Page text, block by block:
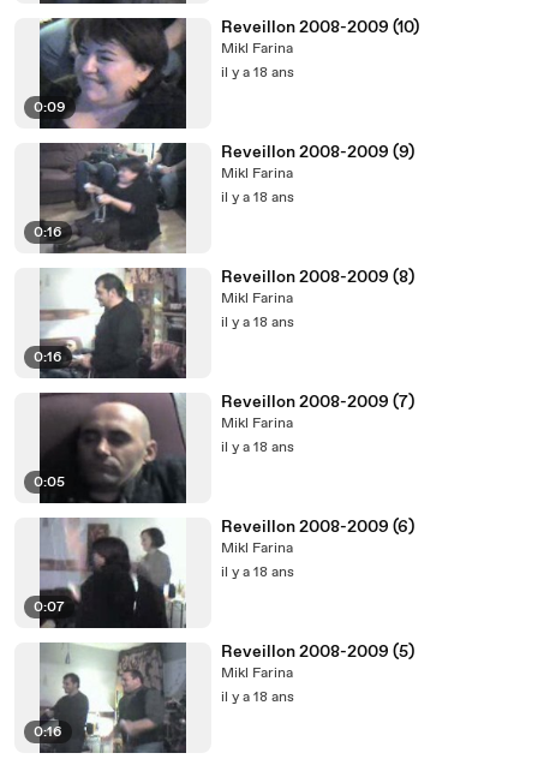
0:09
Reveillon 2008-2009 (10)
Mikl Farina
il y a 18 ans
0:16
Reveillon 2008-2009 (9)
Mikl Farina
il y a 18 ans
0:16
Reveillon 2008-2009 (8)
Mikl Farina
il y a 18 ans
0:05
Reveillon 2008-2009 (7)
Mikl Farina
il y a 18 ans
0:07
Reveillon 2008-2009 (6)
Mikl Farina
il y a 18 ans
0:16
Reveillon 2008-2009 (5)
Mikl Farina
il y a 18 ans